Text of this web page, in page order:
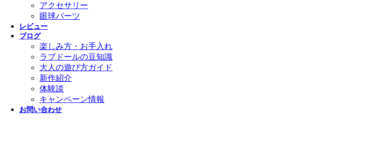
アクセサリー
眼球パーツ
レビュー
ブログ
楽しみ方・お手入れ
ラブドールの豆知識
大人の遊び方ガイド
新作紹介
体験談
キャンペーン情報
お問い合わせ